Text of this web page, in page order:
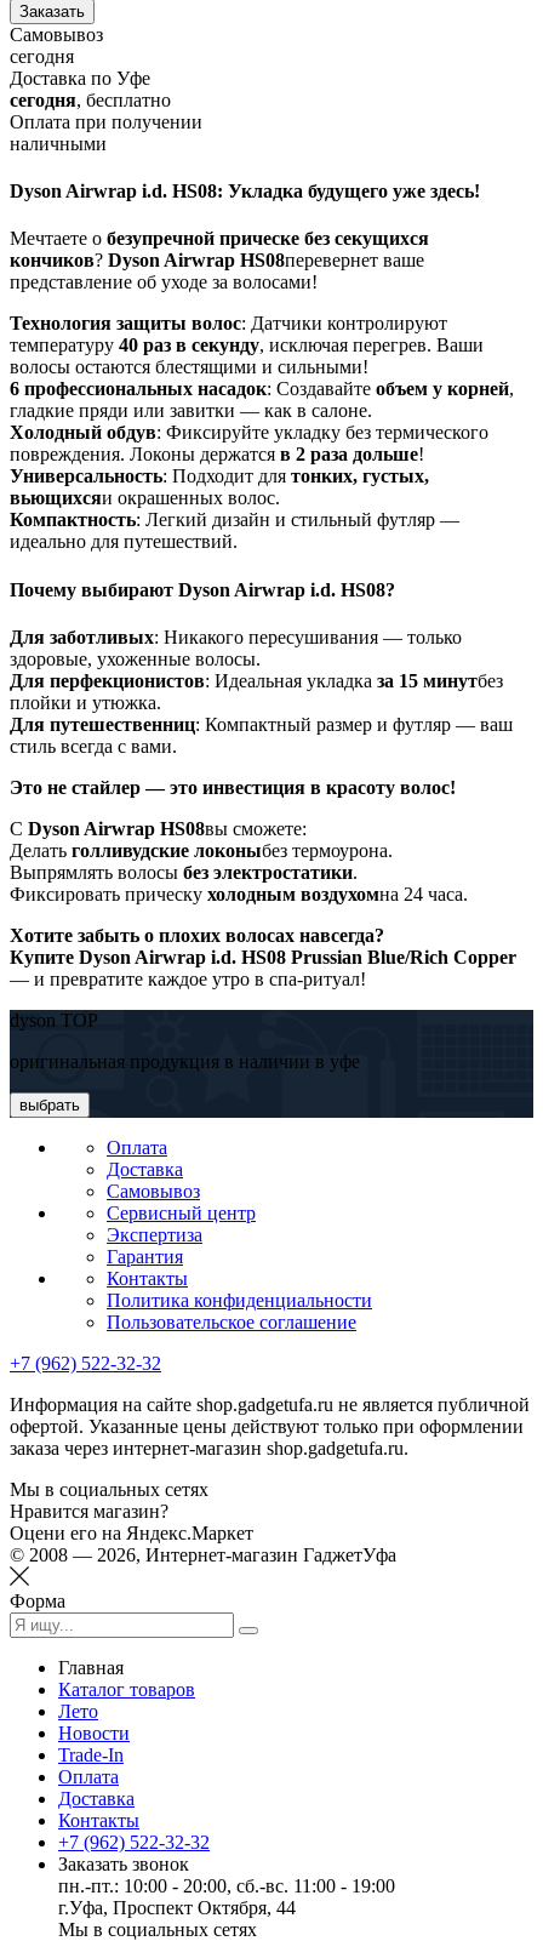
Заказать
Самовывоз
сегодня
Доставка по Уфе
сегодня, бесплатно
Оплата при получении
наличными
Dyson Airwrap i.d. HS08: Укладка будущего уже здесь!
Мечтаете о безупречной прическе без секущихся
кончиков? Dyson Airwrap HS08перевернет ваше
представление об уходе за волосами!
Технология защиты волос: Датчики контролируют
температуру 40 раз в секунду, исключая перегрев. Ваши
волосы остаются блестящими и сильными!
6 профессиональных насадок: Создавайте объем у корней,
гладкие пряди или завитки — как в салоне.
Холодный обдув: Фиксируйте укладку без термического
повреждения. Локоны держатся в 2 раза дольше!
Универсальность: Подходит для тонких, густых,
вьющихсяи окрашенных волос.
Компактность: Легкий дизайн и стильный футляр —
идеально для путешествий.
Почему выбирают Dyson Airwrap i.d. HS08?
Для заботливых: Никакого пересушивания — только
здоровые, ухоженные волосы.
Для перфекционистов: Идеальная укладка за 15 минутбез
плойки и утюжка.
Для путешественниц: Компактный размер и футляр — ваш
стиль всегда с вами.
Это не стайлер — это инвестиция в красоту волос!
С Dyson Airwrap HS08вы сможете:
Делать голливудские локоныбез термоурона.
Выпрямлять волосы без электростатики.
Фиксировать прическу холодным воздухомна 24 часа.
Хотите забыть о плохих волосах навсегда?
Купите Dyson Airwrap i.d. HS08 Prussian Blue/Rich Copper
— и превратите каждое утро в спа-ритуал!
dyson TOP
оригинальная продукция в наличии в уфе
выбрать
Оплата
Доставка
Самовывоз
Сервисный центр
Экспертиза
Гарантия
Контакты
Политика конфиденциальности
Пользовательское соглашение
+7 (962) 522-32-32
Информация на сайте shop.gadgetufa.ru не является публичной
офертой. Указанные цены действуют только при оформлении
заказа через интернет-магазин shop.gadgetufa.ru.
Мы в социальных сетях
Нравится магазин?
Оцени его на Яндекс.Маркет
© 2008 — 2026, Интернет-магазин ГаджетУфа
Форма
Главная
Каталог товаров
Лето
Новости
Trade-In
Оплата
Доставка
Контакты
+7 (962) 522-32-32
Заказать звонок
пн.-пт.: 10:00 - 20:00, сб.-вс. 11:00 - 19:00
г.Уфа, Проспект Октября, 44
Мы в социальных сетях